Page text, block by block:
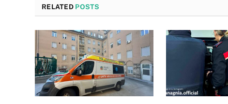
RELATED POSTS